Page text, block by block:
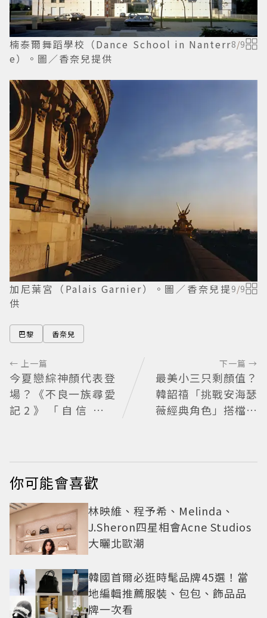
楠泰爾舞蹈學校（Dance School in Nanterr
e）。圖／香奈兒提供
8/9
加尼葉宮（Palais Garnier）。圖／香奈兒提
供
9/9
巴黎 香奈兒
← 上一篇
今夏戀綜神顏代表登
場？《不良一族尋愛
記2》「自信公關
闆
下一篇 →
最美小三只剩顏值？
韓韶禧「挑戰安海瑟
薇經典角色」搭檔影
你可能會喜歡
林映維、程予希、Melinda、
J.Sheron四星相會Acne Studios
大曬北歐潮
韓國首爾必逛時髦品牌45選！當
地編輯推薦服裝、包包、飾品品
牌一次看